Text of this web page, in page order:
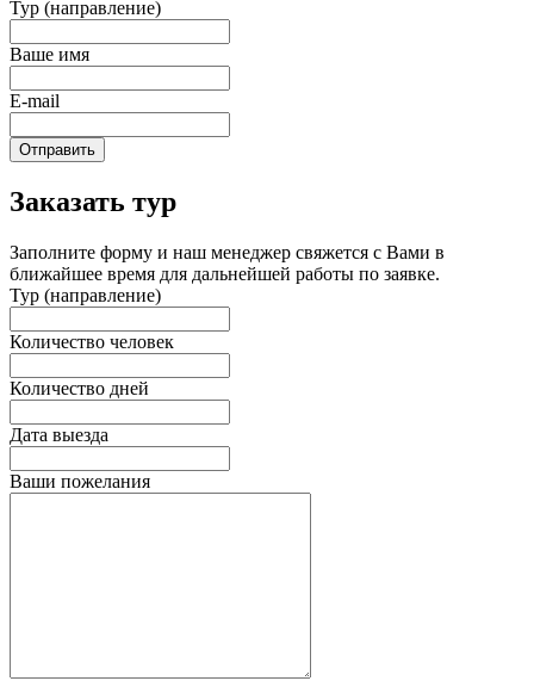
Тур (направление)
Ваше имя
E-mail
Отправить
Заказать тур
Заполните форму и наш менеджер свяжется с Вами в
ближайшее время для дальнейшей работы по заявке.
Тур (направление)
Количество человек
Количество дней
Дата выезда
Ваши пожелания